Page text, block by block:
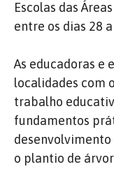
Escolas das
entre os dias 28
As educadoras e
localidades com
trabalho
fundamentos
o plantio de